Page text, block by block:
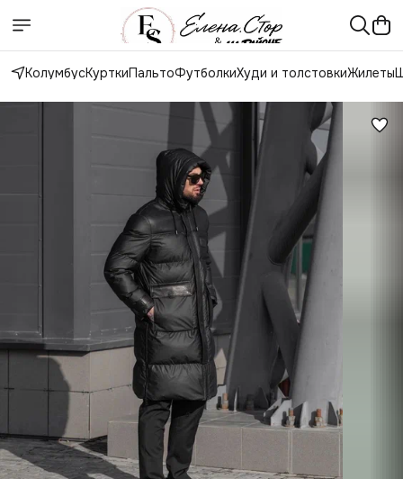
КолумбусКурткиПальтоФутболкиХуди и толстовкиЖилеты